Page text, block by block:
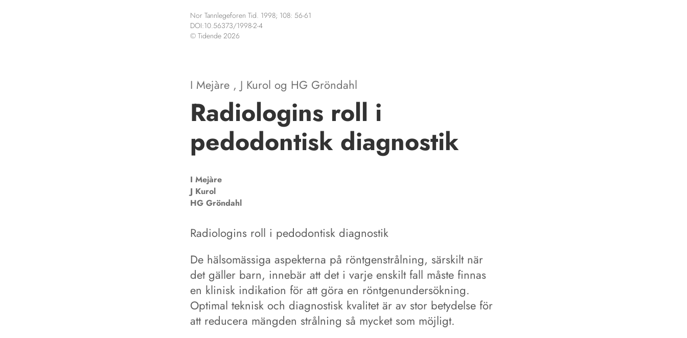
Nor Tannlegeforen Tid. 1998; 108: 56-61
DOI:10.56373/1998-2-4
© Tidende 2026
I Mejàre , J Kurol og HG Gröndahl
Radiologins roll i
pedodontisk diagnostik
I Mejàre
J Kurol
HG Gröndahl
Radiologins roll i pedodontisk diagnostik
De hälsomässiga aspekterna på röntgenstrålning, särskilt när
det gäller barn, innebär att det i varje enskilt fall måste finnas
en klinisk indikation för att göra en röntgenundersökning.
Optimal teknisk och diagnostisk kvalitet är av stor betydelse för
att reducera mängden strålning så mycket som möjligt.